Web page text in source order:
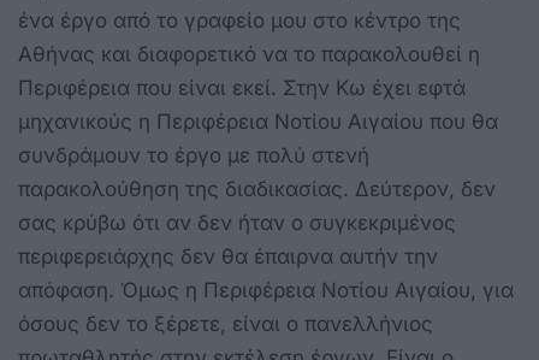
ένα έργο από το γραφείο μου στο κέντρο της
Αθήνας και διαφορετικό να το παρακολουθεί η
Περιφέρεια που είναι εκεί. Στην Κω έχει εφτά
μηχανικούς η Περιφέρεια Νοτίου Αιγαίου που θα
συνδράμουν το έργο με πολύ στενή
παρακολούθηση της διαδικασίας. Δεύτερον, δεν
σας κρύβω ότι αν δεν ήταν ο συγκεκριμένος
περιφερειάρχης δεν θα έπαιρνα αυτήν την
απόφαση. Όμως η Περιφέρεια Νοτίου Αιγαίου, για
όσους δεν το ξέρετε, είναι ο πανελλήνιος